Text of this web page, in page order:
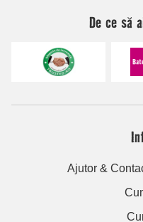
De ce să
Ajutor &